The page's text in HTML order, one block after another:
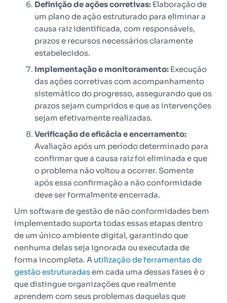
Definição de ações corretivas: Elaboração de
um plano de ação estruturado para eliminar a
causa raiz identificada, com responsáveis,
prazos e recursos necessários claramente
estabelecidos.
Implementação e monitoramento: Execução
das ações corretivas com acompanhamento
sistemático do progresso, assegurando que os
prazos sejam cumpridos e que as intervenções
sejam efetivamente realizadas.
Verificação de eficácia e encerramento:
Avaliação após um período determinado para
confirmar que a causa raiz foi eliminada e que
o problema não voltou a ocorrer. Somente
após essa confirmação a não conformidade
deve ser formalmente encerrada.
Um software de gestão de não conformidades bem
implementado suporta todas essas etapas dentro
de um único ambiente digital, garantindo que
nenhuma delas seja ignorada ou executada de
forma incompleta. A utilização de ferramentas de
gestão estruturadasem cada uma dessas fases é o
que distingue organizações que realmente
aprendem com seus problemas daquelas que